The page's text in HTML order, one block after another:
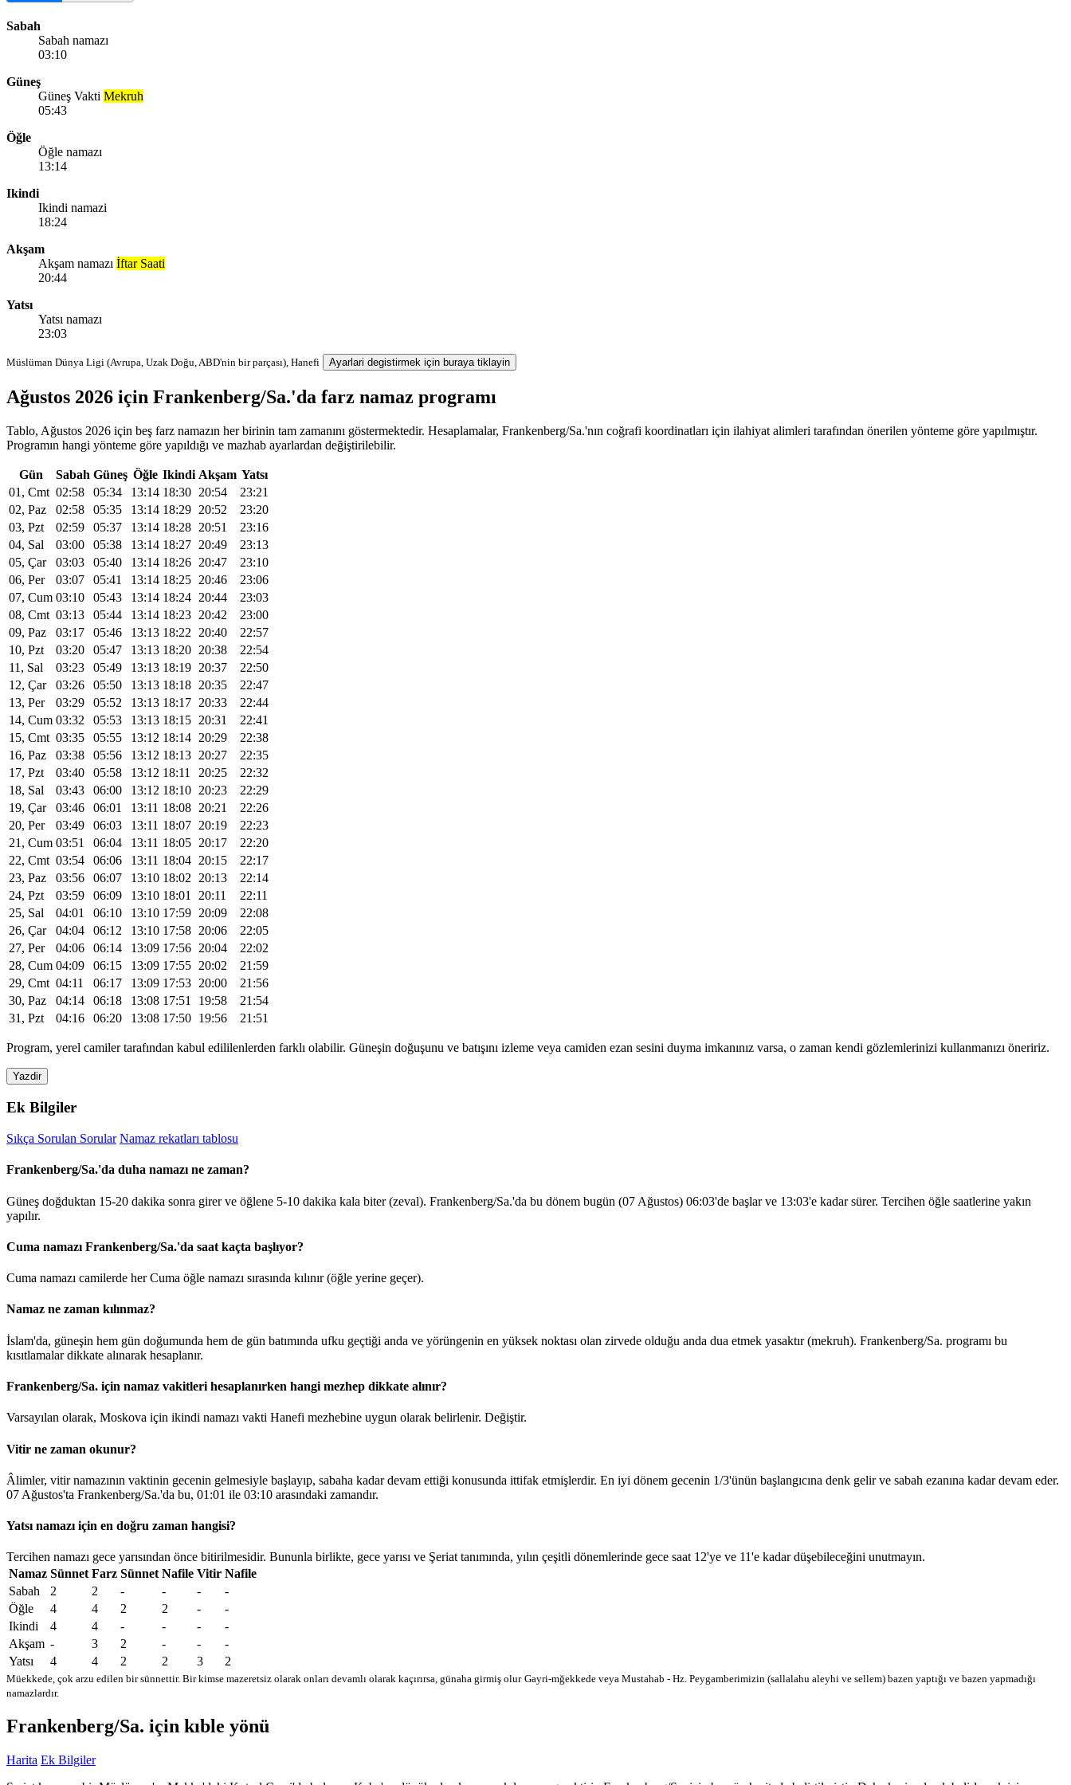
Sabah
Sabah namazı
03:10
Güneş
Güneş Vakti Mekruh
05:43
Öğle
Öğle namazı
13:14
Ikindi
Ikindi namazi
18:24
Akşam
Akşam namazı İftar Saati
20:44
Yatsı
Yatsı namazı
23:03
Müslüman Dünya Ligi (Avrupa, Uzak Doğu, ABD'nin bir parçası), Hanefi Ayarlari degistirmek için buraya tiklayin
Ağustos 2026 için Frankenberg/Sa.'da farz namaz programı
Tablo, Ağustos 2026 için beş farz namazın her birinin tam zamanını göstermektedir. Hesaplamalar, Frankenberg/Sa.'nın coğrafi koordinatları için ilahiyat alimleri tarafından önerilen yönteme göre yapılmıştır.
Programın hangi yönteme göre yapıldığı ve mazhab ayarlardan değiştirilebilir.
Gün Sabah Güneş Öğle Ikindi Akşam Yatsı
01, Cmt 02:58 05:34 13:14 18:30 20:54
23:21
02, Paz
02:58 05:35 13:14 18:29 20:52
23:20
03, Pzt
02:59 05:37 13:14 18:28 20:51
23:16
04, Sal
03:00 05:38 13:14 18:27 20:49
23:13
05, Çar
03:03 05:40 13:14 18:26 20:47
23:10
06, Per
03:07 05:41 13:14 18:25 20:46
23:06
07, Cum 03:10 05:43 13:14 18:24 20:44
23:03
08, Cmt 03:13 05:44 13:14 18:23 20:42
23:00
09, Paz
03:17 05:46 13:13 18:22 20:40
22:57
10, Pzt
03:20 05:47 13:13 18:20 20:38
22:54
11, Sal
03:23 05:49 13:13 18:19 20:37
22:50
12, Çar
03:26 05:50 13:13 18:18 20:35
22:47
13, Per
03:29 05:52 13:13 18:17 20:33
22:44
14, Cum 03:32 05:53 13:13 18:15 20:31
22:41
15, Cmt 03:35 05:55 13:12 18:14 20:29
22:38
16, Paz
03:38 05:56 13:12 18:13 20:27
22:35
17, Pzt
03:40 05:58 13:12 18:11 20:25
22:32
18, Sal
03:43 06:00 13:12 18:10 20:23
22:29
19, Çar
03:46 06:01 13:11 18:08 20:21
22:26
20, Per
03:49 06:03 13:11 18:07 20:19
22:23
21, Cum 03:51 06:04 13:11 18:05 20:17
22:20
22, Cmt 03:54 06:06 13:11 18:04 20:15
22:17
23, Paz
03:56 06:07 13:10 18:02 20:13
22:14
24, Pzt
03:59 06:09 13:10 18:01 20:11
22:11
25, Sal
04:01 06:10 13:10 17:59 20:09
22:08
26, Çar
04:04 06:12 13:10 17:58 20:06
22:05
27, Per
04:06 06:14 13:09 17:56 20:04
22:02
28, Cum 04:09 06:15 13:09 17:55 20:02
21:59
29, Cmt 04:11 06:17 13:09 17:53 20:00
21:56
30, Paz
04:14 06:18 13:08 17:51 19:58
21:54
31, Pzt
04:16 06:20 13:08 17:50 19:56 21:51
Program, yerel camiler tarafından kabul edililenlerden farklı olabilir. Güneşin doğuşunu ve batışını izleme veya camiden ezan sesini duyma imkanınız varsa, o zaman kendi gözlemlerinizi kullanmanızı öneririz.
Yazdir
Ek Bilgiler
Sıkça Sorulan Sorular Namaz rekatları tablosu
Frankenberg/Sa.'da duha namazı ne zaman?
Güneş doğduktan 15-20 dakika sonra girer ve öğlene 5-10 dakika kala biter (zeval). Frankenberg/Sa.'da bu dönem bugün (07 Ağustos) 06:03'de başlar ve 13:03'e kadar sürer. Tercihen öğle saatlerine yakın
yapılır.
Cuma namazı Frankenberg/Sa.'da saat kaçta başlıyor?
Cuma namazı camilerde her Cuma öğle namazı sırasında kılınır (öğle yerine geçer).
Namaz ne zaman kılınmaz?
İslam'da, güneşin hem gün doğumunda hem de gün batımında ufku geçtiği anda ve yörüngenin en yüksek noktası olan zirvede olduğu anda dua etmek yasaktır (mekruh). Frankenberg/Sa. programı bu
kısıtlamalar dikkate alınarak hesaplanır.
Frankenberg/Sa. için namaz vakitleri hesaplanırken hangi mezhep dikkate alınır?
Varsayılan olarak, Moskova için ikindi namazı vakti Hanefi mezhebine uygun olarak belirlenir. Değiştir.
Vitir ne zaman okunur?
Âlimler, vitir namazının vaktinin gecenin gelmesiyle başlayıp, sabaha kadar devam ettiği konusunda ittifak etmişlerdir. En iyi dönem gecenin 1/3'ünün başlangıcına denk gelir ve sabah ezanına kadar devam eder.
07 Ağustos'ta Frankenberg/Sa.'da bu, 01:01 ile 03:10 arasındaki zamandır.
Yatsı namazı için en doğru zaman hangisi?
Tercihen namazı gece yarısından önce bitirilmesidir. Bununla birlikte, gece yarısı ve Şeriat tanımında, yılın çeşitli dönemlerinde gece saat 12'ye ve 11'e kadar düşebileceğini unutmayın.
Namaz Sünnet Farz Sünnet Nafile Vitir Nafile
Sabah
2 2 - - -
-
Öğle
4 4 2 2 -
-
Ikindi
4 4 - - -
-
Akşam - 3 2 - -
-
Yatsı
4 4 2 2 3 2
Müekkede, çok arzu edilen bir sünnettir. Bir kimse mazeretsiz olarak onları devamlı olarak kaçırırsa, günaha girmiş olur Gayri-mğekkede veya Mustahab - Hz. Peygamberimizin (sallalahu aleyhi ve sellem) bazen yaptığı ve bazen yapmadığı
namazlardır.
Frankenberg/Sa. için kıble yönü
Harita Ek Bilgiler